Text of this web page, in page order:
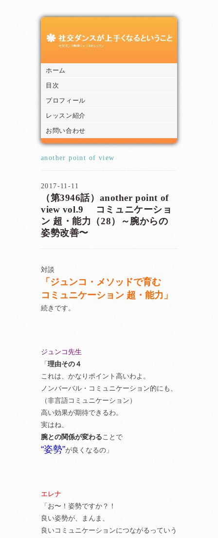
ホーム
目次
プロフィール
レッスン紹介
お問い合わせ
another point of view
2017-11-11
（第3946話）another point of
view vol.9 コミュニケーショ
ン 超・能力（28）～腕からの
姿勢改善〜
対談
「ジュンコ・メソッドで育む
コミュニケーション 超・能力」
続きです。
ジュンコ先生
「理由その４
これは、かなりポイント高いわよ。
ノンバーバル・コミュニケーション的にも、
（非言語コミュニケーション）
高い効果が期待できるわ。
実はね、
腕との関係が変わることで
“姿勢”が良くなるの」
エレナ
「お〜！姿勢ですか？！
良い姿勢が、まんま、
良いコミュニケーションにつながるっていう